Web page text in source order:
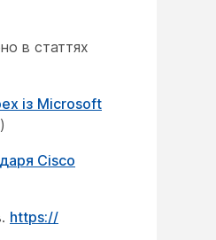
в статтях
із Microsoft
Cisco
https:/​/​